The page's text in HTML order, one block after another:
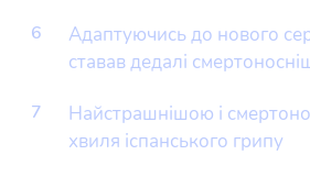
6
Адаптуючись до нового
ставав дедалі
7
Найстрашнішою і
хвиля іспанського грипу